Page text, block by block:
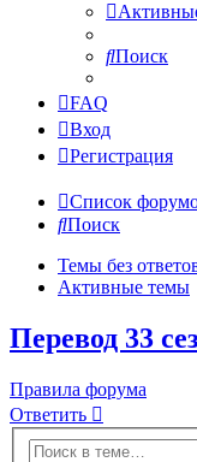
Поиск
FAQ
Вход
Регистрация
Список
Поиск
Темы без
Активные темы
Перевод 33
Правила форума
Ответить